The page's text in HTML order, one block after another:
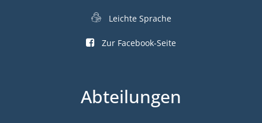
Leichte Sprache
Zur Facebook-Seite
Abteilungen